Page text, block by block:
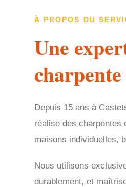
À PROPOS DU
Une
Depuis 15 ans à
réalise des charpentes
maisons individuelles,
Nous utilisons
durablement, et